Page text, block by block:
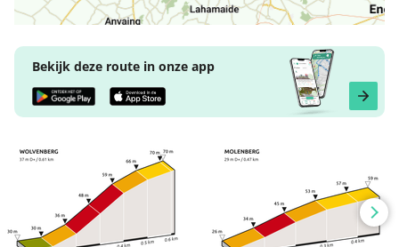
Bekijk deze route in onze app